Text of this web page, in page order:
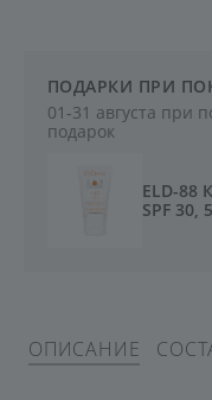
ПОДАРКИ ПРИ
01-31 августа при
подарок
ELD-88
SPF 30,
ОПИСАНИЕ